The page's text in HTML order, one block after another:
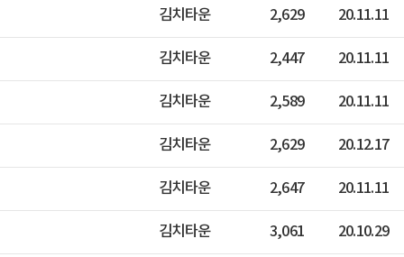
김치타운 2,629 20.11.11
김치타운 2,447 20.11.11
김치타운 2,589 20.11.11
김치타운 2,629 20.12.17
김치타운 2,647 20.11.11
김치타운 3,061 20.10.29